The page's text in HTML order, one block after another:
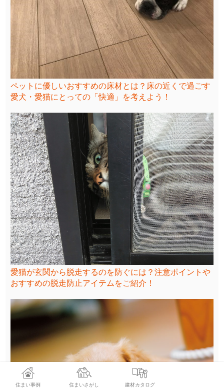
ペットに優しいおすすめの床材とは？床の近くで過ごす
愛犬・愛猫にとっての「快適」を考えよう！
愛猫が玄関から脱走するのを防ぐには？注意ポイントや
おすすめの脱走防止アイテムをご紹介！
住まい事例 住まいさがし 建材カタログ